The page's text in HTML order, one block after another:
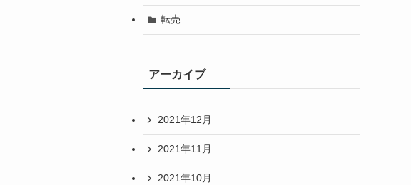
転売
アーカイブ
2021年12月
2021年11月
2021年10月